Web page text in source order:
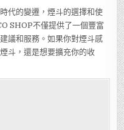
代的變遷，煙斗的選擇和使
SHOP不僅提供了一個豐富
議和服務。如果你對煙斗感
斗，還是想要擴充你的收